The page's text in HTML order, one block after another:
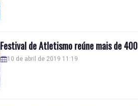
Festival de Atletismo reúne mais de
10 de abril de 2019 11:19